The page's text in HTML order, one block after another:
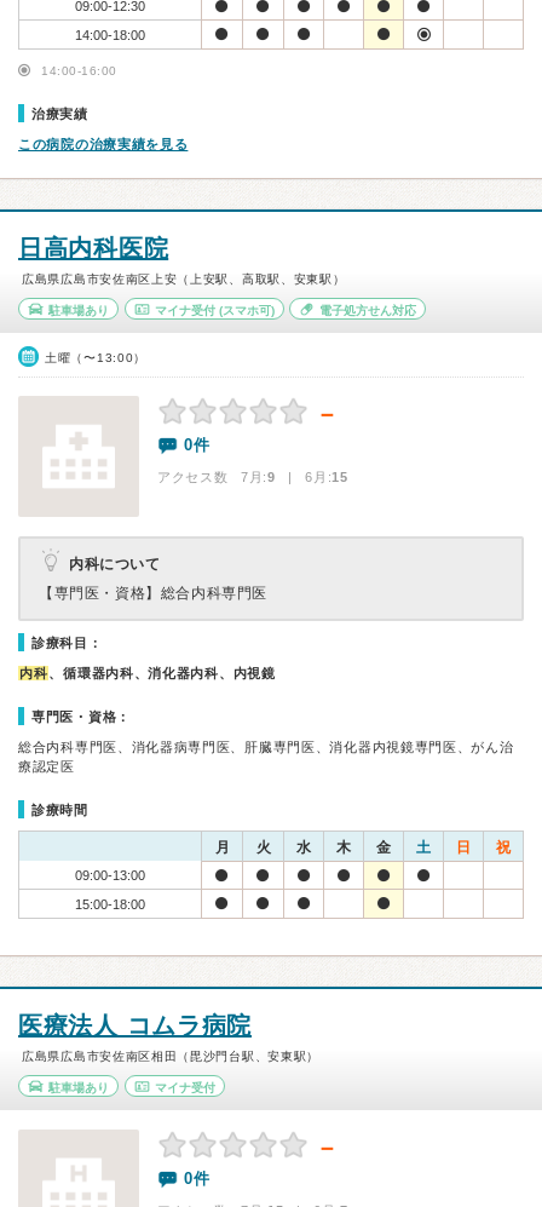
09:00-12:30
14:00-18:00
14:00-16:00
治療実績
この病院の治療実績を見る
日高内科医院
広島県広島市安佐南区上安（上安駅、高取駅、安東駅）
駐車場あり マイナ受付(スマホ可) 電子処方せん対応
土曜（〜13:00）
－
0件
アクセス数 7月:9 | 6月:15
内科について
【専門医・資格】 総合内科専門医
診療科目：
内科、循環器内科、消化器内科、内視鏡
専門医・資格：
総合内科専門医、消化器病専門医、肝臓専門医、消化器内視鏡専門医、がん治
療認定医
診療時間
月 火 水 木 金 土 日 祝
09:00-13:00
15:00-18:00
医療法人 コムラ病院
広島県広島市安佐南区相田（毘沙門台駅、安東駅）
駐車場あり マイナ受付
－
0件